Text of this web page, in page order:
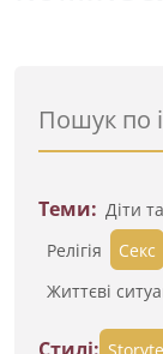
Теми: Діти
Релігія
Секс
Життєві